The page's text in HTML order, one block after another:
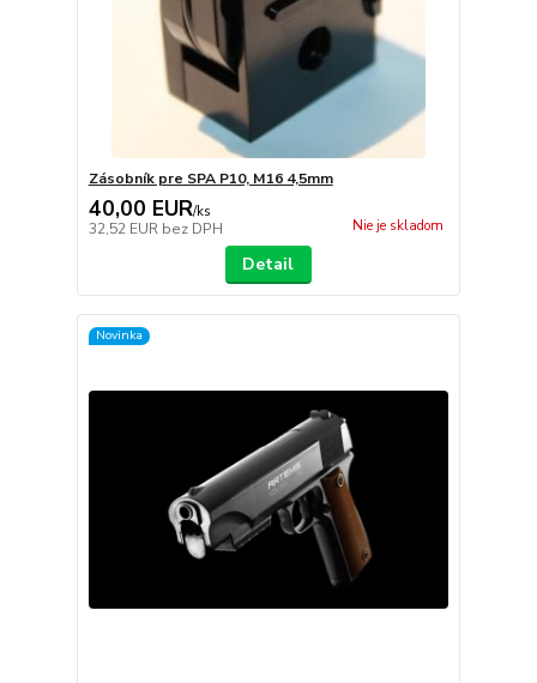
Zásobník pre SPA P10, M16 4,5mm
40,00 EUR/ks
32,52 EUR bez DPH Nie je skladom
Detail
Novinka